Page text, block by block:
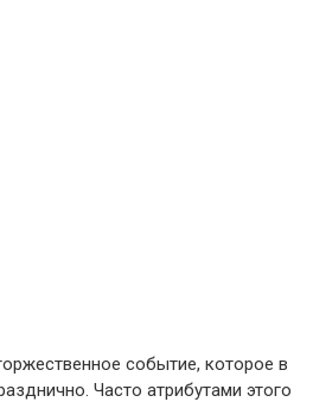
событие, которое в
Часто атрибутами этого